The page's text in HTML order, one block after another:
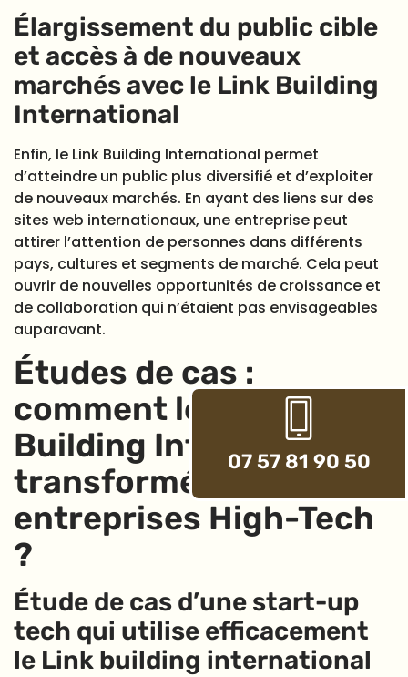
Élargissement du public cible
et accès à de nouveaux
marchés avec le Link Building
International
Enfin, le Link Building International permet
d’atteindre un public plus diversifié et d’exploiter
de nouveaux marchés. En ayant des liens sur des
sites web internationaux, une entreprise peut
attirer l’attention de personnes dans différents
pays, cultures et segments de marché. Cela peut
ouvrir de nouvelles opportunités de croissance et
de collaboration qui n’étaient pas envisageables
auparavant.
Études de cas :
comment le Link
Building International a
transformé des
entreprises High-Tech
?
Étude de cas d’une start-up
tech qui utilise efficacement
le Link building international
07 57 81 90 50